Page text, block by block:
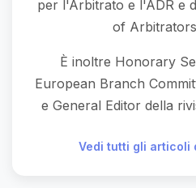
per l'Arbitrato e l'ADR e
of
È inoltre Honorary
European Branch
e General Editor della
Vedi tutti gli articoli